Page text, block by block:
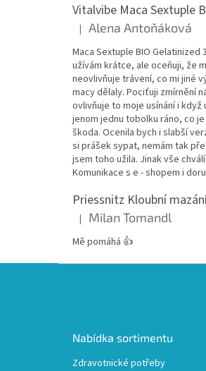
Hodnocení produktu je 5 z 5
| Alena Antoňáková
Maca Sextuple BIO Gelatinized
užívám krátce, ale oceňuji, že
neovlivňuje trávení, co mi jiné
macy dělaly. Pociťuji zmírnění
ovlivňuje to moje usínání i když
jenom jednu tobolku ráno, co
škoda. Ocenila bych i slabší
si prášek sypat, nemám tak
jsem toho užila. Jinak vše
Komunikace s e - shopem i
Hodnocení produktu je 5 z 5
| Milan Tomandl
Mě pomáhá 👍
Nabídka sortimentu
Zdravotnické potřeby